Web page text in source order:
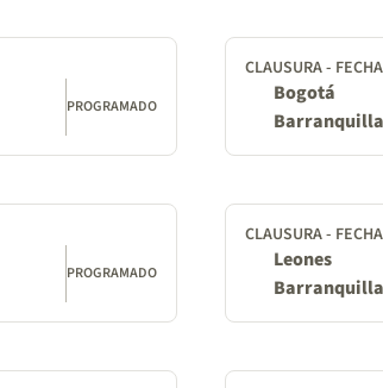
PROGRAMADO
CLAUSURA -
Bogotá
Barranquilla
PROGRAMADO
CLAUSURA -
Leones
Barranquilla